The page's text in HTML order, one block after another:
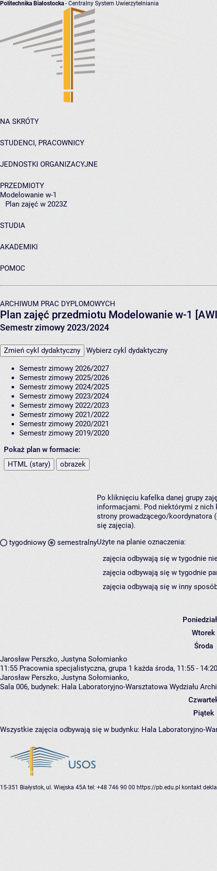
Politechnika Białostocka - Centralny System Uwierzytelniania
NA SKRÓTY
STUDENCI, PRACOWNICY
JEDNOSTKI ORGANIZACYJNE
PRZEDMIOTY
Modelowanie w-1
Plan zajęć w 2023Z
STUDIA
AKADEMIKI
POMOC
ARCHIWUM PRAC DYPLOMOWYCH
Plan zajęć przedmiotu Modelowanie w-1
Semestr zimowy 2023/2024
Zmień cykl dydaktyczny Wybierz cykl dydaktyczny
Semestr zimowy 2026/2027
Semestr zimowy 2025/2026
Semestr zimowy 2024/2025
Semestr zimowy 2023/2024
Semestr zimowy 2022/2023
Semestr zimowy 2021/2022
Semestr zimowy 2020/2021
Semestr zimowy 2019/2020
Pokaż plan w formacie:
HTML (stary)
obrazek
tygodniowy semestralny
Po kliknięciu kafelka danej grupy
informacjami. Pod niektórymi z nich
strony prowadzącego/koordynatora
się zajęcia).
Użyte na planie oznaczenia:
zajęcia odbywają się w tygodnie
zajęcia odbywają się w tygodnie
zajęcia odbywają się w inny
Wtorek
Środa
Jarosław Perszko, Justyna Sołomianko
11:55 Pracownia specjalistyczna, grupa 1 każda środa, 11:55 - 14:20
Jarosław Perszko, Justyna Sołomianko,
Sala 006, budynek: Hala Laboratoryjno-Warsztatowa Wydziału
Piątek
Wszystkie zajęcia odbywają się w budynku: Hala Laboratoryjno-
15-351 Białystok, ul. Wiejska 45A tel: +48 746 90 00 https://pb.edu.pl kontakt